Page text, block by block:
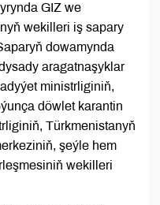
GIZ we
wekilleri iş sapary
dowamynda
aragatnaşyklar
ministrliginiň,
döwlet karantin
Türkmenistanyň
şeýle hem
wekilleri